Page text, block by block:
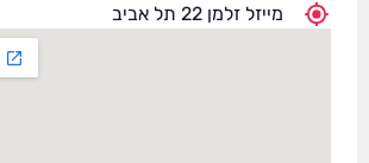
מייזל זלמן 22 תל אביב